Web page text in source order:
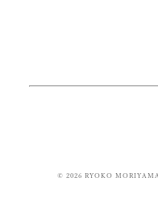
© 2026 RYOKO